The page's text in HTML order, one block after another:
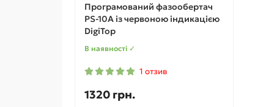
Програмований фазообертач
PS-10A із червоною індикацією
DigiTop
В наявності ✓
1 отзив
1320 грн.